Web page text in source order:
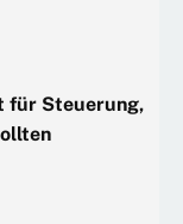
für Steuerung,